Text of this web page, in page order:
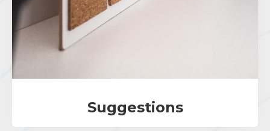
Suggestions